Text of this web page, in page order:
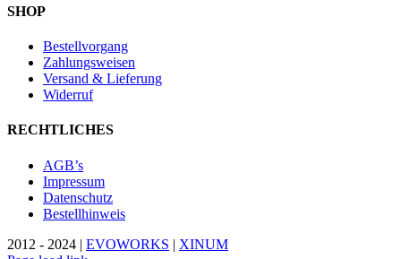
SHOP
Bestellvorgang
Zahlungsweisen
Versand & Lieferung
Widerruf
RECHTLICHES
AGB’s
Impressum
Datenschutz
Bestellhinweis
2012 - 2024 | EVOWORKS | XINUM